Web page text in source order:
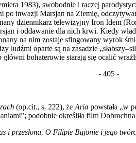
1983), swobodnie i raczej
po inwazji Marsjan na Ziemię,
dziennikarz telewizyjny Iron Idem
i oddawanie dla nich krwi. Kiedy
na nim zostaje sfingowany wyrok
ludźmi oparte są na zasadzie
bohaterowie starają się ocalić
- 405 -
(op.cit., s. 222), żeAria powstała „w
podobnie określiła film
i przesłona. O Filipie Bajonie i jego